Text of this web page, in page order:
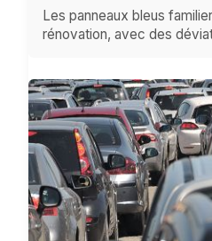
Les panneaux bleus
rénovation, avec des